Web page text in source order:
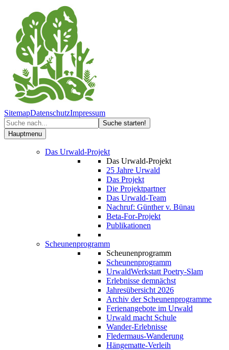
SitemapDatenschutzImpressum
Hauptmenu
Das Urwald-Projekt
Das Urwald-Projekt
25 Jahre Urwald
Das Projekt
Die Projektpartner
Das Urwald-Team
Nachruf: Günther v. Bünau
Beta-For-Projekt
Publikationen
Scheunenprogramm
Scheunenprogramm
Scheunenprogramm
UrwaldWerkstatt Poetry-Slam
Erlebnisse demnächst
Jahresübersicht 2026
Archiv der Scheunenprogramme
Ferienangebote im Urwald
Urwald macht Schule
Wander-Erlebnisse
Fledermaus-Wanderung
Hängematte-Verleih